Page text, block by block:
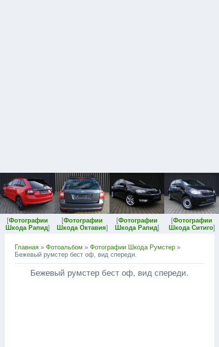
[Фотографии
Шкода Рапид]
[Фотографии
Шкода Октавия]
[Фотографии
Шкода Рапид]
[Фотографии
Шкода Ситиго]
Главная » Фотоальбом » Фотографии Шкода Румстер »
Бежевый румстер бест оф, вид спереди.
Бежевый румстер бест оф, вид спереди.